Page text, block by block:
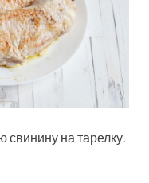
на тарелку.